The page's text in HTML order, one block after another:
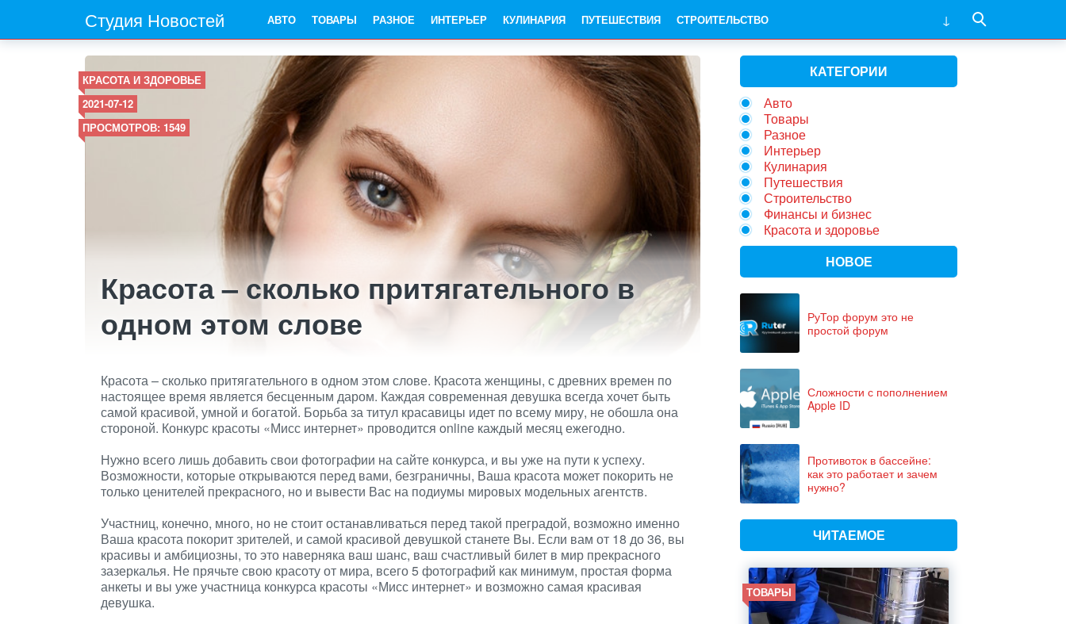
Студия Новостей АВТО ТОВАРЫ РАЗНОЕ ИНТЕРЬЕР КУЛИНАРИЯ ПУТЕШЕСТВИЯ СТРОИТЕЛЬСТВО
КРАСОТА И ЗДОРОВЬЕ
2021-07-12
ПРОСМОТРОВ: 1549
Красота – сколько притягательного в
одном этом слове
Красота – сколько притягательного в одном этом слове. Красота женщины, с древних времен по
настоящее время является бесценным даром. Каждая современная девушка всегда хочет быть
самой красивой, умной и богатой. Борьба за титул красавицы идет по всему миру, не обошла она
стороной. Конкурс красоты «Мисс интернет» проводится online каждый месяц ежегодно.
Нужно всего лишь добавить свои фотографии на сайте конкурса, и вы уже на пути к успеху.
Возможности, которые открываются перед вами, безграничны, Ваша красота может покорить не
только ценителей прекрасного, но и вывести Вас на подиумы мировых модельных агентств.
Участниц, конечно, много, но не стоит останавливаться перед такой преградой, возможно именно
Ваша красота покорит зрителей, и самой красивой девушкой станете Вы. Если вам от 18 до 36, вы
красивы и амбициозны, то это наверняка ваш шанс, ваш счастливый билет в мир прекрасного
зазеркалья. Не прячьте свою красоту от мира, всего 5 фотографий как минимум, простая форма
анкеты и вы уже участница конкурса красоты «Мисс интернет» и возможно самая красивая
девушка.
КАТЕГОРИИ
Авто
Товары
Разное
Интерьер
Кулинария
Путешествия
Строительство
Финансы и бизнес
Красота и здоровье
НОВОЕ
РуТор форум это не
простой форум
Сложности с пополнением
Apple ID
Противоток в бассейне:
как это работает и зачем
нужно?
ЧИТАЕМОЕ
ТОВАРЫ